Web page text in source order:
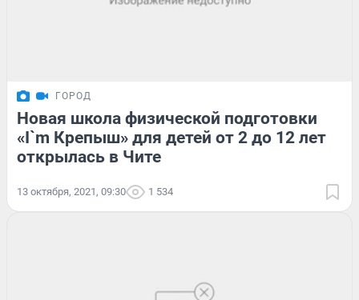
ГОРОД
Новая школа физической подготовки
«I`m Крепыш» для детей от 2 до 12 лет
открылась в Чите
13 октября, 2021, 09:30 1 534